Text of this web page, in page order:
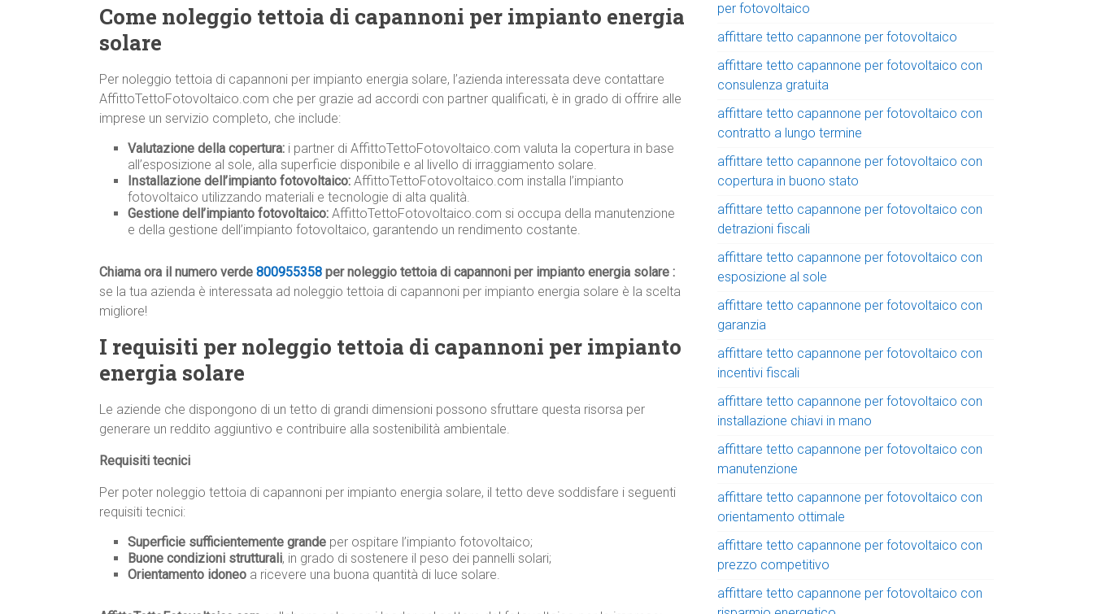
Come noleggio tettoia di capannoni per impianto energia
solare
Per noleggio tettoia di capannoni per impianto energia solare, l’azienda interessata deve contattare
AffittoTettoFotovoltaico.com che per grazie ad accordi con partner qualificati, è in grado di offrire alle
imprese un servizio completo, che include:
Valutazione della copertura: i partner di AffittoTettoFotovoltaico.com valuta la copertura in base
all’esposizione al sole, alla superficie disponibile e al livello di irraggiamento solare.
Installazione dell’impianto fotovoltaico: AffittoTettoFotovoltaico.com installa l’impianto
fotovoltaico utilizzando materiali e tecnologie di alta qualità.
Gestione dell’impianto fotovoltaico: AffittoTettoFotovoltaico.com si occupa della manutenzione
e della gestione dell’impianto fotovoltaico, garantendo un rendimento costante.
Chiama ora il numero verde 800955358 per noleggio tettoia di capannoni per impianto energia solare :
se la tua azienda è interessata ad noleggio tettoia di capannoni per impianto energia solare è la scelta
migliore!
I requisiti per noleggio tettoia di capannoni per impianto
energia solare
Le aziende che dispongono di un tetto di grandi dimensioni possono sfruttare questa risorsa per
generare un reddito aggiuntivo e contribuire alla sostenibilità ambientale.
Requisiti tecnici
Per poter noleggio tettoia di capannoni per impianto energia solare, il tetto deve soddisfare i seguenti
requisiti tecnici:
Superficie sufficientemente grande per ospitare l’impianto fotovoltaico;
Buone condizioni strutturali, in grado di sostenere il peso dei pannelli solari;
Orientamento idoneo a ricevere una buona quantità di luce solare.
per fotovoltaico
affittare tetto capannone per fotovoltaico
affittare tetto capannone per fotovoltaico con
consulenza gratuita
affittare tetto capannone per fotovoltaico con
contratto a lungo termine
affittare tetto capannone per fotovoltaico con
copertura in buono stato
affittare tetto capannone per fotovoltaico con
detrazioni fiscali
affittare tetto capannone per fotovoltaico con
esposizione al sole
affittare tetto capannone per fotovoltaico con
garanzia
affittare tetto capannone per fotovoltaico con
incentivi fiscali
affittare tetto capannone per fotovoltaico con
installazione chiavi in mano
affittare tetto capannone per fotovoltaico con
manutenzione
affittare tetto capannone per fotovoltaico con
orientamento ottimale
affittare tetto capannone per fotovoltaico con
prezzo competitivo
affittare tetto capannone per fotovoltaico con